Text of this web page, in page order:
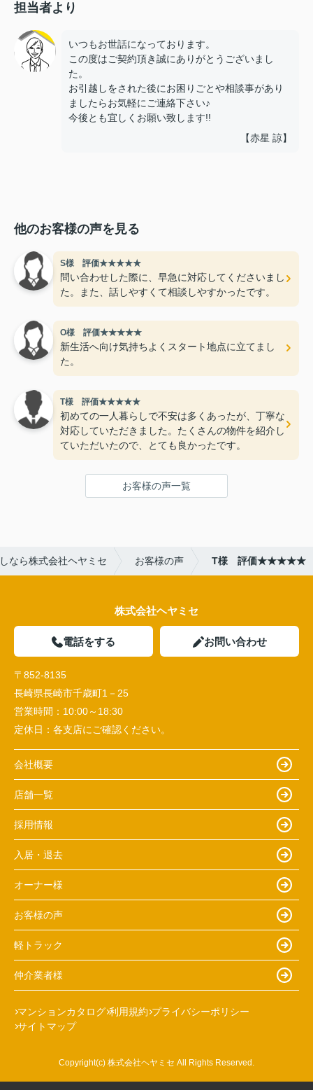
担当者より
いつもお世話になっております。
この度はご契約頂き誠にありがとうございまし
た。
お引越しをされた後にお困りごとや相談事があり
ましたらお気軽にご連絡下さい♪
今後とも宜しくお願い致します!!
【赤星 諒】
他のお客様の声を見る
S様 評価★★★★★
問い合わせした際に、早急に対応してくださいまし
た。また、話しやすくて相談しやすかったです。
O様 評価★★★★★
新生活へ向け気持ちよくスタート地点に立てまし
た。
T様 評価★★★★★
初めての一人暮らしで不安は多くあったが、丁寧な
対応していただきました。たくさんの物件を紹介し
ていただいたので、とても良かったです。
お客様の声一覧
なら株式会社ヘヤミセ お客様の声 T様 評価★★★★★
株式会社ヘヤミセ
電話をする お問い合わせ
〒852-8135
長崎県長崎市千歳町1－25
営業時間： 10:00～18:30
定休日： 各支店にご確認ください。
会社概要
店舗一覧
採用情報
入居・退去
オーナー様
お客様の声
軽トラック
仲介業者様
マンションカタログ 利用規約 プライバシーポリシー
サイトマップ
Copyright(c) 株式会社ヘヤミセ All Rights Reserved.